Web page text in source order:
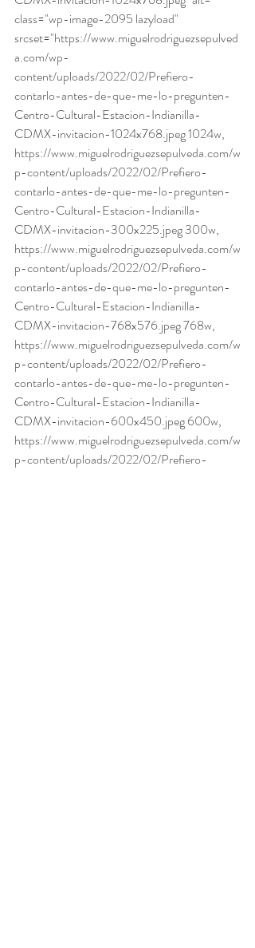
class="wp-image-2095 lazyload"
srcset="https://www.miguelrodriguezsepulved
a.com/wp-
content/uploads/2022/02/Prefiero-
contarlo-antes-de-que-me-lo-pregunten-
Centro-Cultural-Estacion-Indianilla-
CDMX-invitacion-1024x768.jpeg 1024w,
https://www.miguelrodriguezsepulveda.com/w
p-content/uploads/2022/02/Prefiero-
contarlo-antes-de-que-me-lo-pregunten-
Centro-Cultural-Estacion-Indianilla-
CDMX-invitacion-300x225.jpeg 300w,
https://www.miguelrodriguezsepulveda.com/w
p-content/uploads/2022/02/Prefiero-
contarlo-antes-de-que-me-lo-pregunten-
Centro-Cultural-Estacion-Indianilla-
CDMX-invitacion-768x576.jpeg 768w,
https://www.miguelrodriguezsepulveda.com/w
p-content/uploads/2022/02/Prefiero-
contarlo-antes-de-que-me-lo-pregunten-
Centro-Cultural-Estacion-Indianilla-
CDMX-invitacion-600x450.jpeg 600w,
https://www.miguelrodriguezsepulveda.com/w
p-content/uploads/2022/02/Prefiero-